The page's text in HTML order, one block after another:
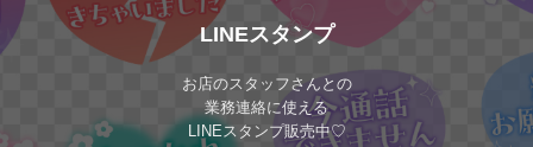
LINEスタンプ
お店のスタッフさんとの
業務連絡に使える
LINEスタンプ販売中♡